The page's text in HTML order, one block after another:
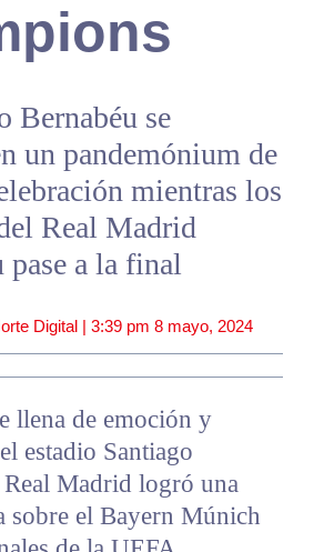
Bernabéu se
un pandemónium de
mientras los
Real Madrid
pase a la final
Digital | 3:39 pm 8 mayo, 2024
llena de emoción y
estadio Santiago
Madrid logró una
sobre el Bayern Múnich